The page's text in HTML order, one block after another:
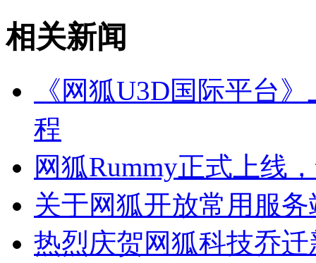
相关新闻
《网狐U3D国际平台
程
网狐Rummy正式上线
关于网狐开放常用服
热烈庆贺网狐科技乔迁